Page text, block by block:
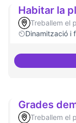
Habitar la
Treballem el
Dinamització i
Grades
Treballem el